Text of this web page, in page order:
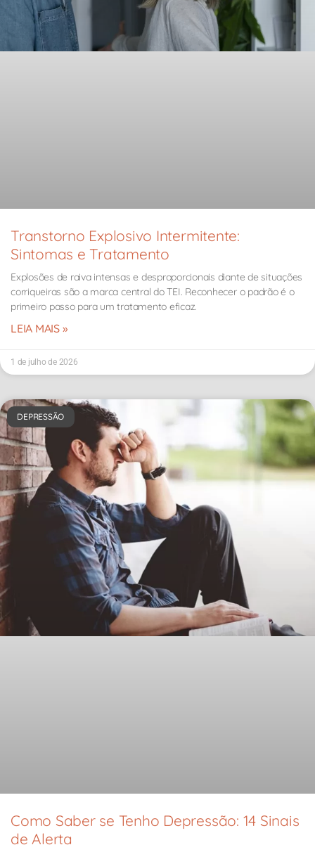
Transtorno Explosivo Intermitente:
Sintomas e Tratamento
Explosões de raiva intensas e desproporcionais diante de situações
corriqueiras são a marca central do TEI. Reconhecer o padrão é o
primeiro passo para um tratamento eficaz.
LEIA MAIS »
1 de julho de 2026
DEPRESSÃO
Como Saber se Tenho Depressão: 14 Sinais
de Alerta